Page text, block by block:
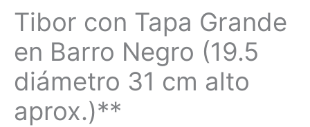
Tibor con Tapa Grande
en Barro Negro (19.5
diámetro 31 cm alto
aprox.)**